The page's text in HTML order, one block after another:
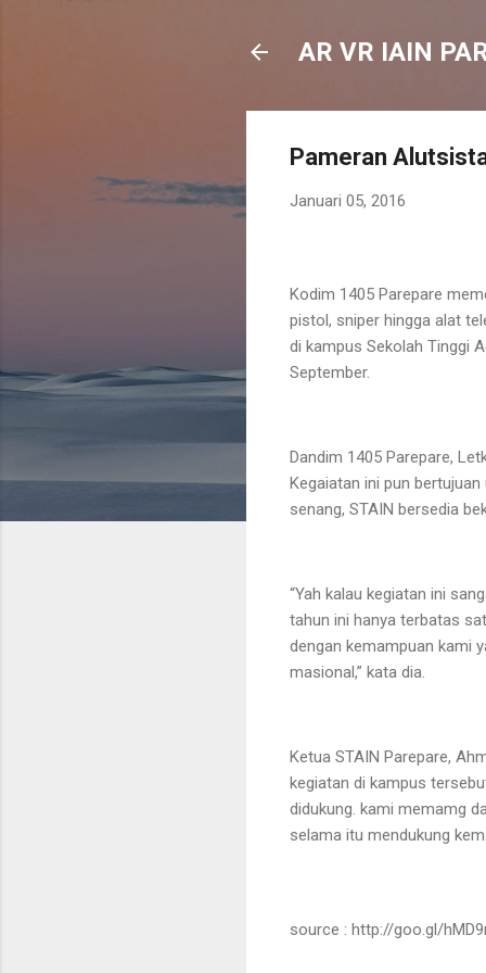
AR VR IAIN
Pameran
Januari 05, 2016
Kodim 1405 Parepare
pistol, sniper hingga alat
di kampus Sekolah Tinggi
September.
Dandim 1405 Parepare,
Kegaiatan ini pun
senang, STAIN bersedia
“Yah kalau kegiatan ini
tahun ini hanya terbatas
dengan kemampuan kami
masional,” kata dia.
Ketua STAIN Parepare,
kegiatan di kampus
didukung. kami memamg
selama itu mendukung
source : http://goo.gl/